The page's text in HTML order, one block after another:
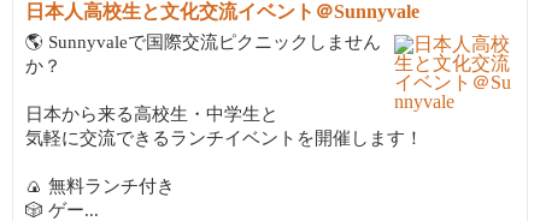
日本人高校生と文化交流イベント＠Sunnyvale
🌎 Sunnyvaleで国際交流ピクニックしません
か？
日本から来る高校生・中学生と
気軽に交流できるランチイベントを開催します！
🍙 無料ランチ付き
🎲 ゲー...